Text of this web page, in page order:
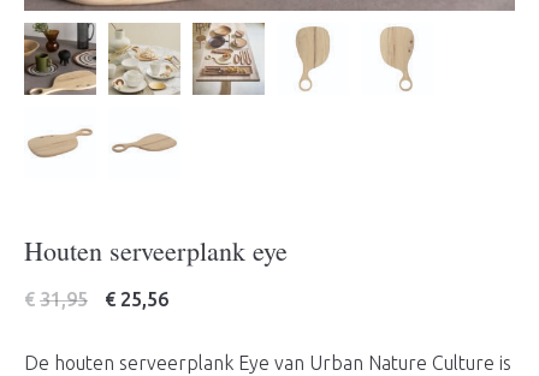
Houten serveerplank eye
€ 31,95 € 25,56
De houten serveerplank Eye van Urban Nature Culture is